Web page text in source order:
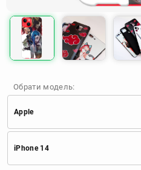
Обрати модель:
Apple
Apple
Huawei
TECNO
iPhone 14